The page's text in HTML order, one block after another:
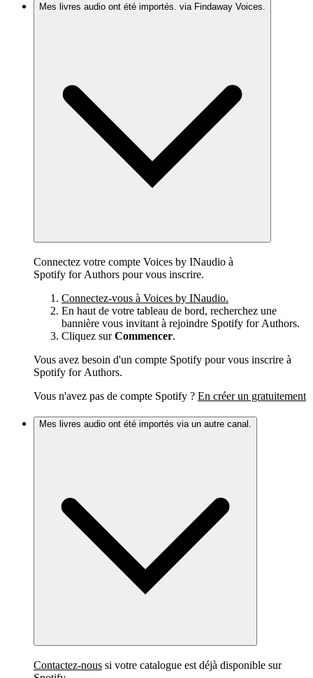
Mes livres audio ont été importés. via Findaway Voices.
Connectez votre compte Voices by INaudio à
Spotify for Authors pour vous inscrire.
Connectez-vous à Voices by INaudio.
En haut de votre tableau de bord, recherchez une
bannière vous invitant à rejoindre Spotify for Authors.
Cliquez surCommencer.
Vous avez besoin d'un compte Spotify pour vous inscrire à
Spotify for Authors.
Vous n'avez pas de compte Spotify ? En créer un gratuitement
Mes livres audio ont été importés via un autre canal.
Contactez-nous si votre catalogue est déjà disponible sur